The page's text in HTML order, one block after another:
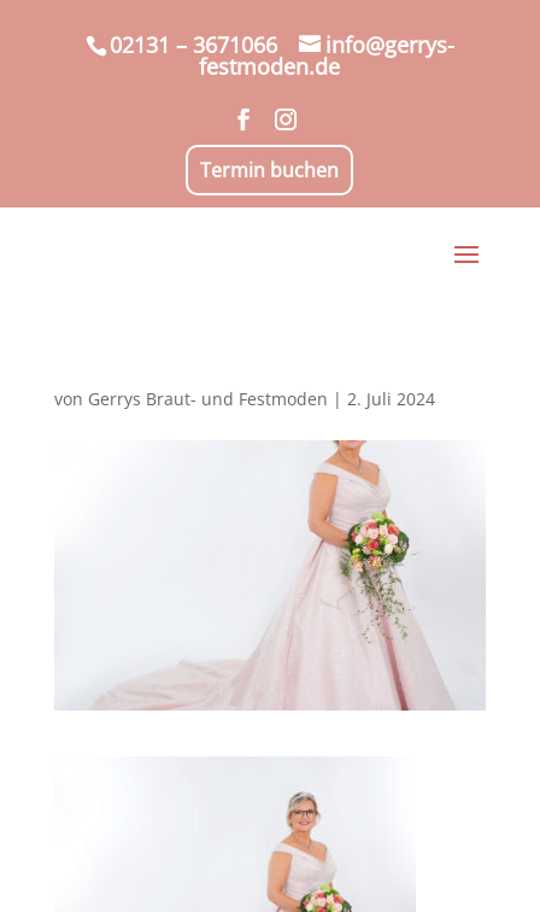
02131 – 3671066 info@gerrys-
festmoden.de
Termin buchen
von Gerrys Braut- und Festmoden | 2. Juli 2024